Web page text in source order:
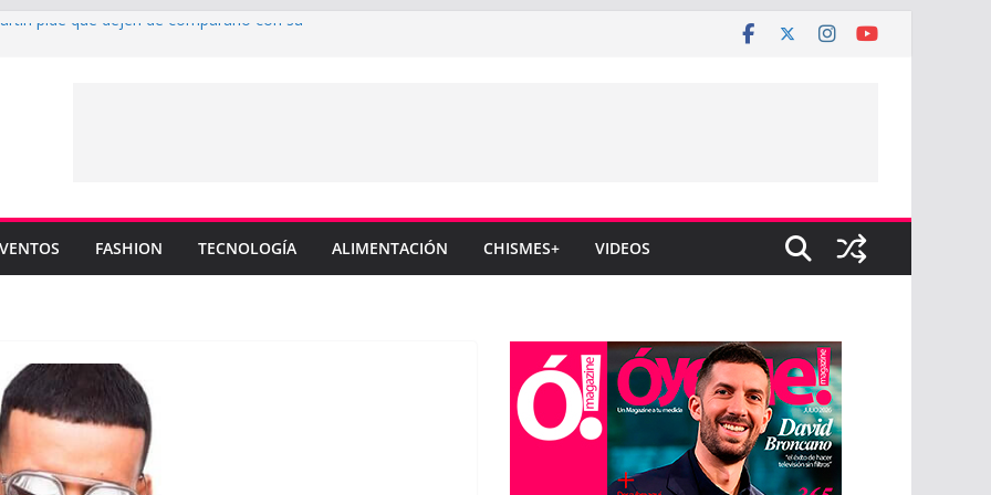
pide que dejen de compararlo con su
de la NBA
su nuevo sencillo “MI BB” junto a Omar
cinco canciones clave de su catálogo en
FASHION TECNOLOGÍA ALIMENTACIÓN CHISMES+ VIDEOS